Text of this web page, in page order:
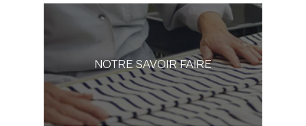
NOTRE SAVOIR FAIRE